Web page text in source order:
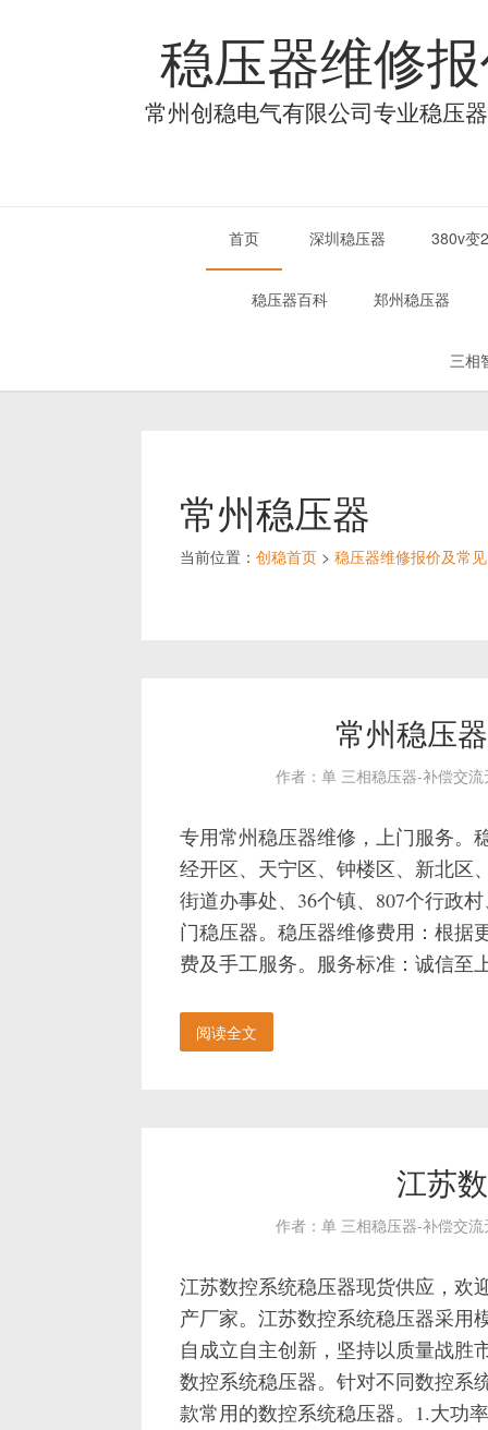
稳压器维修
常州创稳电气有限公司专业稳压
首页 深圳稳压器 380v变
稳压器百科 郑州稳压器
三相
常州稳压器
当前位置： 创稳首页 > 稳压器维修报价及常
常州稳压
作者：单 三相稳压器-补偿交
专用常州稳压器维修，上门服务。
经开区、天宁区、钟楼区、新北区
街道办事处、36个镇、807个行政
门稳压器。稳压器维修费用：根据
费及手工服务。服务标准：诚信至
阅读全文
江苏
作者：单 三相稳压器-补偿交
江苏数控系统稳压器现货供应，欢
产厂家。江苏数控系统稳压器采用
自成立自主创新，坚持以质量战胜
数控系统稳压器。针对不同数控系
款常用的数控系统稳压器。1.大功